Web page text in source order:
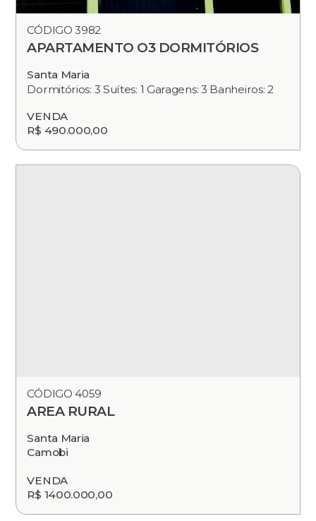
CÓDIGO 3982
APARTAMENTO O3 DORMITÓRIOS
Santa Maria
Dormitórios: 3 Suítes: 1 Garagens: 3 Banheiros: 2
VENDA
R$ 490.000,00
CÓDIGO 4059
AREA RURAL
Santa Maria
Camobi
VENDA
R$ 1400.000,00